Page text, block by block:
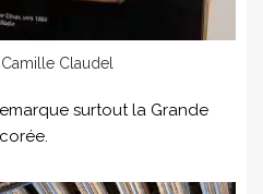
Claudel
surtout la Grande